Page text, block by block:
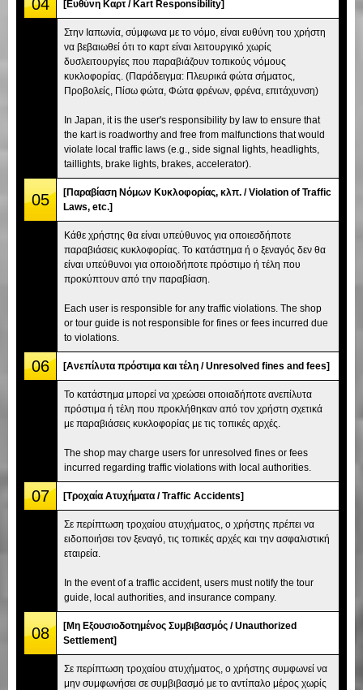
04 [Ευθύνη Καρτ / Kart Responsibility]
Στην Ιαπωνία, σύμφωνα με το νόμο, είναι ευθύνη του χρήστη
να βεβαιωθεί ότι το καρτ είναι λειτουργικό χωρίς
δυσλειτουργίες που παραβιάζουν τοπικούς νόμους
κυκλοφορίας. (Παράδειγμα: Πλευρικά φώτα σήματος,
Προβολείς, Πίσω φώτα, Φώτα φρένων, φρένα, επιτάχυνση)
In Japan, it is the user's responsibility by law to ensure that
the kart is roadworthy and free from malfunctions that would
violate local traffic laws (e.g., side signal lights, headlights,
taillights, brake lights, brakes, accelerator).
05
[Παραβίαση Νόμων Κυκλοφορίας, κλπ. / Violation of Traffic
Laws, etc.]
Κάθε χρήστης θα είναι υπεύθυνος για οποιεσδήποτε
παραβιάσεις κυκλοφορίας. Το κατάστημα ή ο ξεναγός δεν θα
είναι υπεύθυνοι για οποιοδήποτε πρόστιμο ή τέλη που
προκύπτουν από την παραβίαση.
Each user is responsible for any traffic violations. The shop
or tour guide is not responsible for fines or fees incurred due
to violations.
06 [Ανεπίλυτα πρόστιμα και τέλη / Unresolved fines and fees]
Το κατάστημα μπορεί να χρεώσει οποιαδήποτε ανεπίλυτα
πρόστιμα ή τέλη που προκλήθηκαν από τον χρήστη σχετικά
με παραβιάσεις κυκλοφορίας με τις τοπικές αρχές.
The shop may charge users for unresolved fines or fees
incurred regarding traffic violations with local authorities.
07 [Τροχαία Ατυχήματα / Traffic Accidents]
Σε περίπτωση τροχαίου ατυχήματος, ο χρήστης πρέπει να
ειδοποιήσει τον ξεναγό, τις τοπικές αρχές και την ασφαλιστική
εταιρεία.
In the event of a traffic accident, users must notify the tour
guide, local authorities, and insurance company.
08
[Μη Εξουσιοδοτημένος Συμβιβασμός / Unauthorized
Settlement]
Σε περίπτωση τροχαίου ατυχήματος, ο χρήστης συμφωνεί να
μην συμφωνήσει σε συμβιβασμό με το αντίπαλο μέρος χωρίς